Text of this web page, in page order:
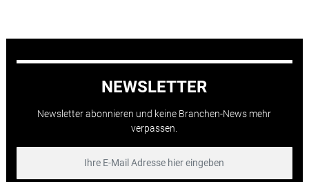
NEWSLETTER
Newsletter abonnieren und keine Branchen-News mehr
verpassen.